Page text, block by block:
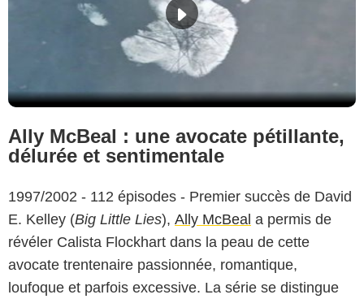
Ally McBeal : une avocate pétillante,
délurée et sentimentale
1997/2002 - 112 épisodes - Premier succès de David
E. Kelley (Big Little Lies), Ally McBeal a permis de
révéler Calista Flockhart dans la peau de cette
avocate trentenaire passionnée, romantique,
loufoque et parfois excessive. La série se distingue